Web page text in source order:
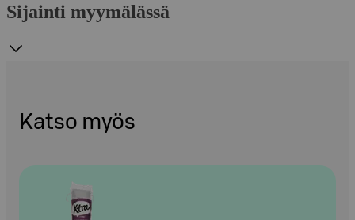
Sijainti myymälässä
Katso myös